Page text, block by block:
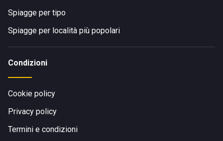
Spiagge per tipo
Spiagge per località più popolari
Condizioni
Cookie policy
Privacy policy
Termini e condizioni